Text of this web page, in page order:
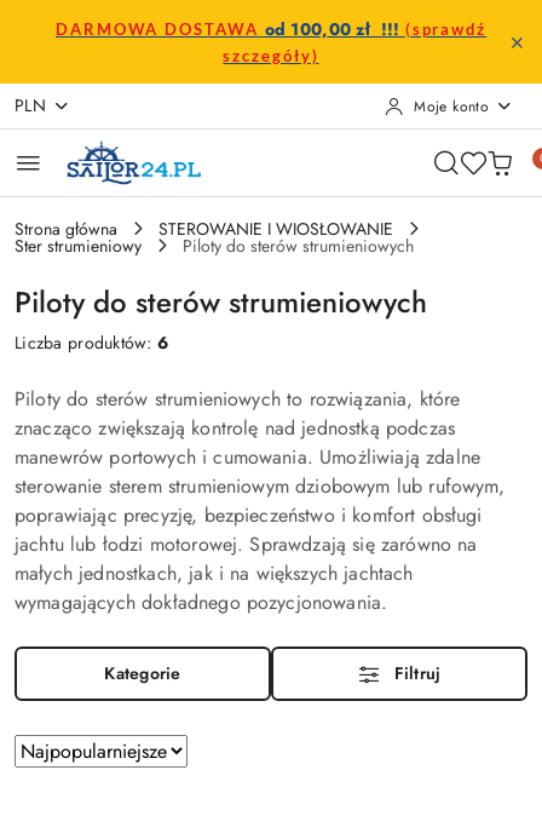
Przejdź do treści głównej
Przejdź do wyszukiwarki
Przejdź do moje konto
Przejdź do menu głównego
Przejdź do stopki
DARMOWA DOSTAWA od 100,00 zł !!! (sprawdź
szczegóły)
PLN Moje konto
Strona główna STEROWANIE I WIOSŁOWANIE
Ster strumieniowy Piloty do sterów strumieniowych
Piloty do sterów strumieniowych
Liczba produktów:6
Piloty do sterów strumieniowych to rozwiązania, które
znacząco zwiększają kontrolę nad jednostką podczas
manewrów portowych i cumowania. Umożliwiają zdalne
sterowanie sterem strumieniowym dziobowym lub rufowym,
poprawiając precyzję, bezpieczeństwo i komfort obsługi
jachtu lub łodzi motorowej. Sprawdzają się zarówno na
małych jednostkach, jak i na większych jachtach
wymagających dokładnego pozycjonowania.
Kategorie Filtruj
Zastosowano
sortowanie:
Sortuj
według